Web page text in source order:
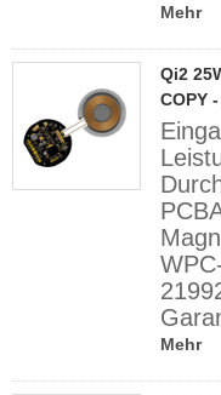
Mehr
Qi2
COPY
Mehr